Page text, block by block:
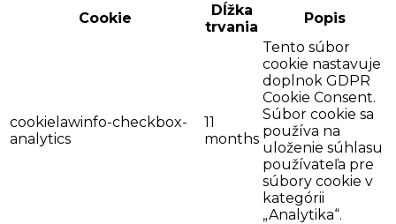
Cookie
Dĺžka
trvania
Popis
cookielawinfo-checkbox-
analytics
11
months
Tento súbor
cookie nastavuje
doplnok GDPR
Cookie Consent.
Súbor cookie sa
používa na
uloženie súhlasu
používateľa pre
súbory cookie v
kategórii
„Analytika“.